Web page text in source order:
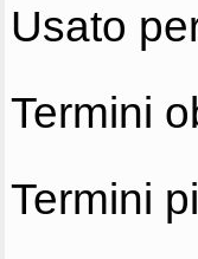
Usato
Termini
Termini